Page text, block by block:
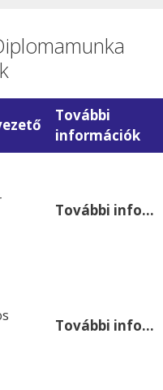
További
információk
További info…
További info…